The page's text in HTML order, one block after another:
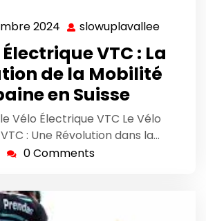
2024 29
septembre
2024
slowuplavallee
VTC : La
de la Mobilité
en Suisse
Vélo Électrique VTC Le Vélo
: Une Révolution dans la…
0 Comments